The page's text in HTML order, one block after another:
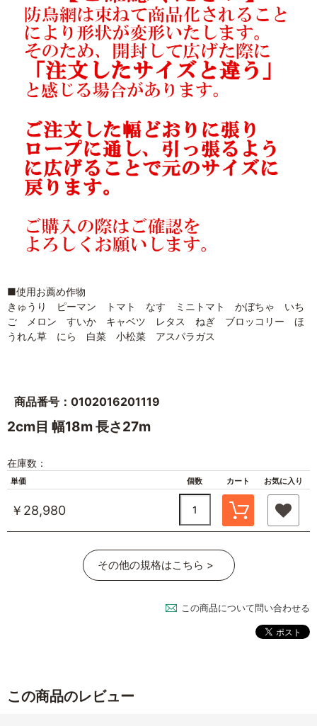
■使用お薦め作物
きゅうり ピーマン トマト なす ミニトマト かぼちゃ いち
ご メロン すいか キャベツ レタス ねぎ ブロッコリー ほ
うれん草 にら 白菜 小松菜 アスパラガス
商品番号：0102016201119
2cm目 幅18m 長さ27m
在庫数：
単価 個数 カート お気に入り
￥28,980
その他の規格はこちら >
この商品について問い合わせる
この商品のレビュー